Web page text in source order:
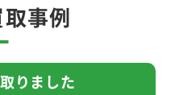
事例
りました